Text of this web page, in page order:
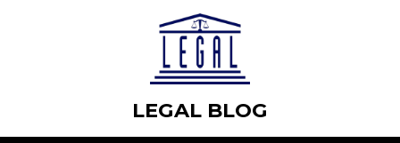
LEGAL BLOG